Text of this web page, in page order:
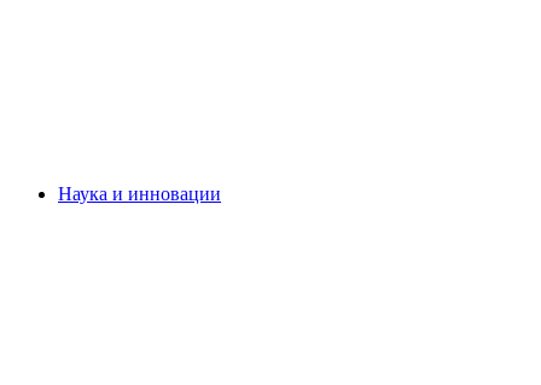
Наука и инновации